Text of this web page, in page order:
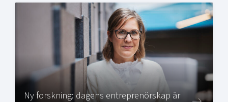
Ny forskning: dagens entreprenörskap är